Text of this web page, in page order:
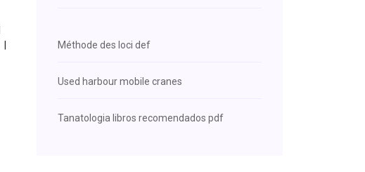
Méthode des loci def
Used harbour mobile cranes
Tanatologia libros recomendados pdf